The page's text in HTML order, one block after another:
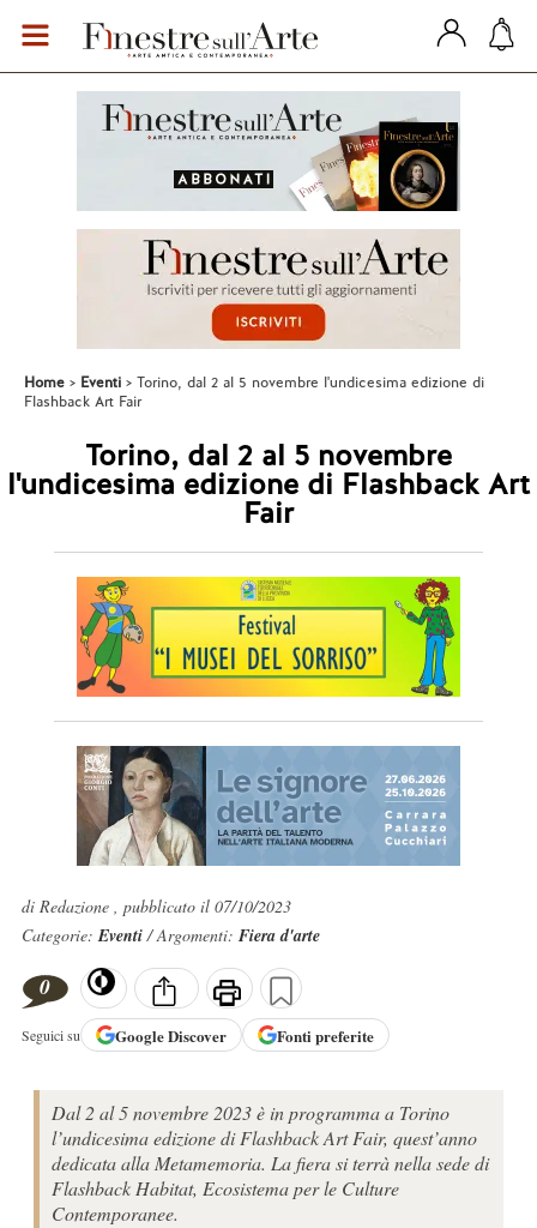
Home Eventi
Torino, dal 2 al 5 novembre l'undicesima edizione di
Flashback Art Fair
Torino, dal 2 al 5 novembre
l'undicesima edizione di Flashback Art
Fair
di Redazione , pubblicato il 07/10/2023
Categorie:Eventi/ Argomenti: Fiera d'arte
0
Seguici su GoogleDiscover Fonti preferite
Dal 2 al 5 novembre 2023 è in programma a Torino
l’undicesima edizione di Flashback Art Fair, quest’anno
dedicata alla Metamemoria. La fiera si terrà nella sede di
Flashback Habitat, Ecosistema per le Culture
Contemporanee.